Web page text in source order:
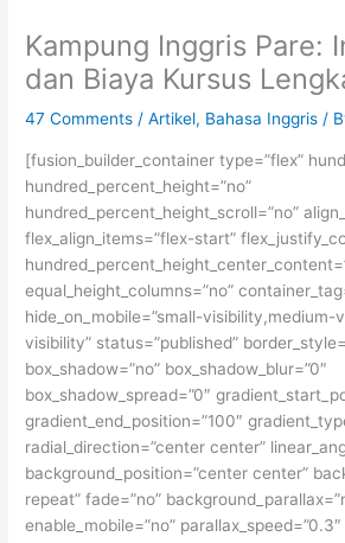
Kampung Inggris Pare:
dan Biaya Kursus
47 Comments /Artikel, Bahasa Inggris /
[fusion_builder_container type=”flex”
hundred_percent_height=”no”
hundred_percent_height_scroll=”no”
flex_align_items=”flex-start”
equal_height_columns=”no”
hide_on_mobile=”small-visibility,medium-
visibility” status=”published”
box_shadow=”no” box_shadow_blur=”0″
box_shadow_spread=”0″
gradient_end_position=”100″
radial_direction=”center center”
background_position=”center center”
repeat” fade=”no”
enable_mobile=”no” parallax_speed=”0.3″